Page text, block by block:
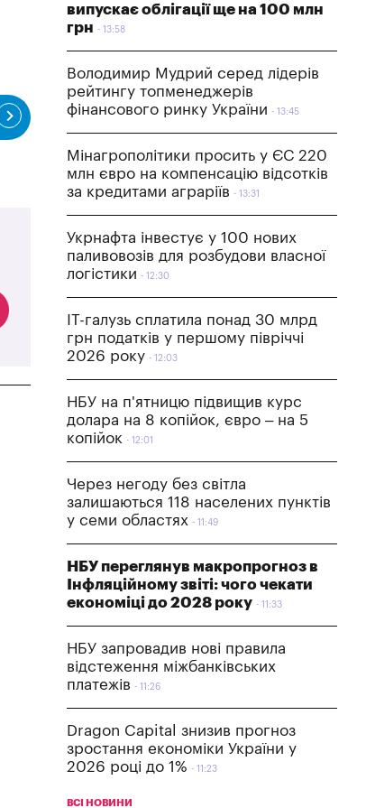
випускає облігації ще на 100 млн
грн
13:58
Володимир Мудрий серед лідерів
рейтингу топменеджерів
фінансового ринку України
13:45
Мінагрополітики просить у ЄС 220
млн євро на компенсацію відсотків
за кредитами аграріїв
13:31
Укрнафта інвестує у 100 нових
паливовозів для розбудови власної
логістики
12:30
IT-галузь сплатила понад 30 млрд
грн податків у першому півріччі
2026 року
12:03
НБУ на п'ятницю підвищив курс
долара на 8 копійок, євро – на 5
копійок
12:01
Через негоду без світла
залишаються 118 населених пунктів
у семи областях
11:49
НБУ переглянув макропрогноз в
Інфляційному звіті: чого чекати
економіці до 2028 року
11:33
НБУ запровадив нові правила
відстеження міжбанківських
платежів
11:26
Dragon Capital знизив прогноз
зростання економіки України у
2026 році до 1%
11:23
ВСІ НОВИНИ